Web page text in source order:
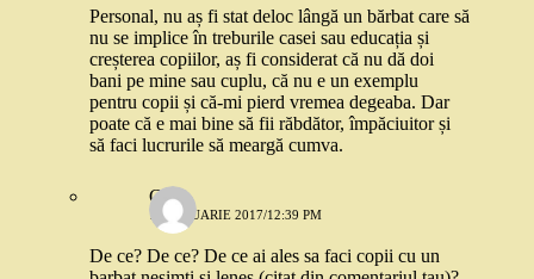
Personal, nu aș fi stat deloc lângă un bărbat care să
nu se implice în treburile casei sau educația și
creșterea copiilor, aș fi considerat că nu dă doi
bani pe mine sau cuplu, că nu e un exemplu
pentru copii și că-mi pierd vremea degeaba. Dar
poate că e mai bine să fii răbdător, împăciuitor și
să faci lucrurile să meargă cumva.
C
18 IANUARIE 2017/12:39 PM
De ce? De ce? De ce ai ales sa faci copii cu un